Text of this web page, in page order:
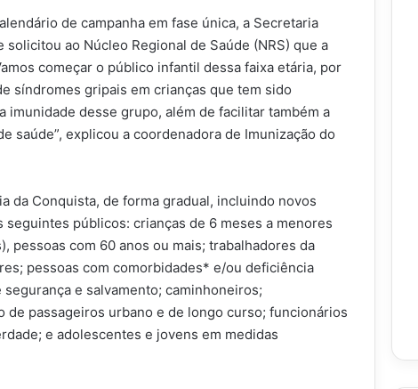
de campanha em fase única, a Secretaria
ao Núcleo Regional de Saúde (NRS) que a
começar o público infantil dessa faixa etária, por
síndromes gripais em crianças que tem sido
imunidade desse grupo, além de facilitar também a
saúde”, explicou a coordenadora de Imunização do
da Conquista, de forma gradual, incluindo novos
públicos: crianças de 6 meses a menores
pessoas com 60 anos ou mais; trabalhadores da
pessoas com comorbidades* e/ou deficiência
e salvamento; caminhoneiros;
passageiros urbano e de longo curso; funcionários
e adolescentes e jovens em medidas